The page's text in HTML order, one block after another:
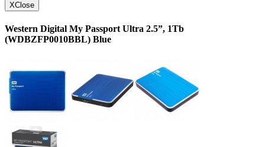
XClose
Western Digital My Passport Ultra 2.5”, 1Tb
(WDBZFP0010BBL) Blue